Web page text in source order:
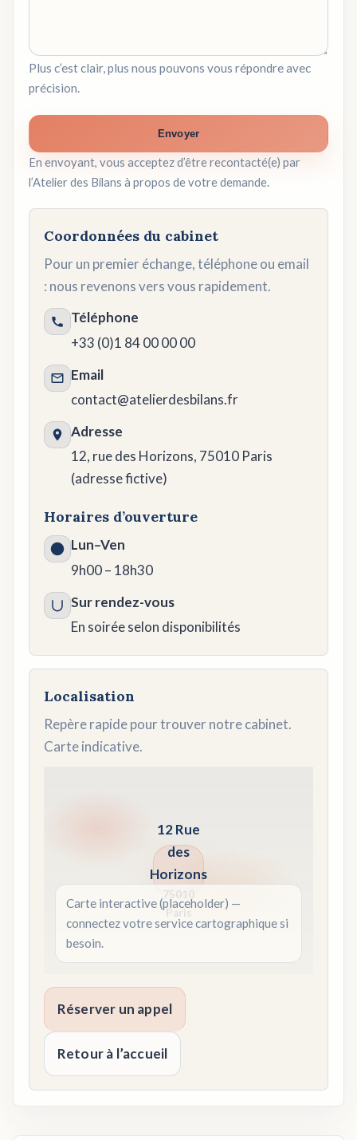
Plus c’est clair, plus nous pouvons vous répondre avec
précision.
Envoyer
En envoyant, vous acceptez d’être recontacté(e) par
l’Atelier des Bilans à propos de votre demande.
Coordonnées du cabinet
Pour un premier échange, téléphone ou email
: nous revenons vers vous rapidement.
Téléphone
+33 (0)1 84 00 00 00
Email
contact@atelierdesbilans.fr
Adresse
12, rue des Horizons, 75010 Paris
(adresse fictive)
Horaires d’ouverture
Lun–Ven
9h00 – 18h30
Sur rendez-vous
En soirée selon disponibilités
Localisation
Repère rapide pour trouver notre cabinet.
Carte indicative.
12 Rue
des
Horizons
75010
Paris
Carte interactive (placeholder) —
connectez votre service cartographique si
besoin.
Réserver un appel
Retour à l’accueil